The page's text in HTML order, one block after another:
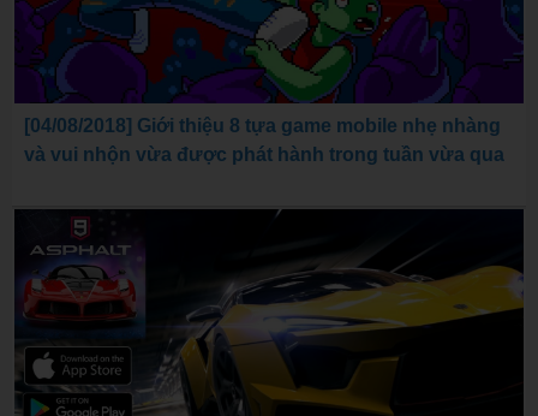
[04/08/2018] Giới thiệu 8 tựa game mobile nhẹ nhàng
và vui nhộn vừa được phát hành trong tuần vừa qua